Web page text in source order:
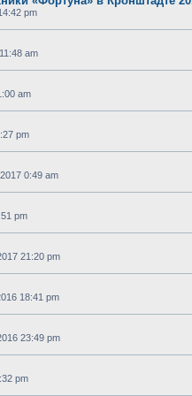
pm
am
am
pm
0:49 am
pm
21:20 pm
18:41 pm
23:49 pm
pm